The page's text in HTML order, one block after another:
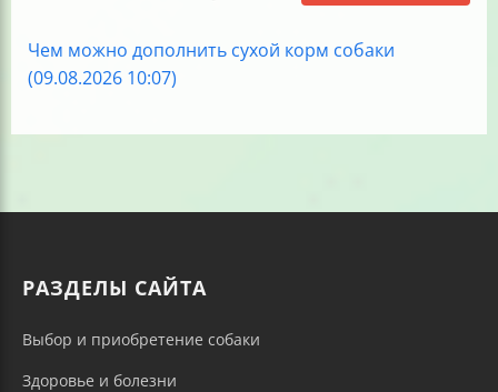
Чем можно дополнить сухой корм собаки
(09.08.2026 10:07)
РАЗДЕЛЫ САЙТА
Выбор и приобретение собаки
Здоровье и болезни